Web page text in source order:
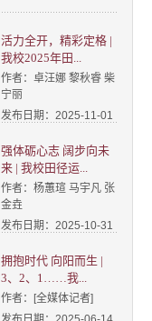
活力全开，精彩定格 |
我校2025年田...
作者：卓汪娜 黎秋睿 柴
宁丽
发布日期：2025-11-01
强体砺心志 阔步向未
来 | 我校田径运...
作者：杨蕙瑄 马宇凡 张
金垚
发布日期：2025-10-31
拥抱时代 向阳而生 |
3、2、1……我...
作者：[全媒体记者]